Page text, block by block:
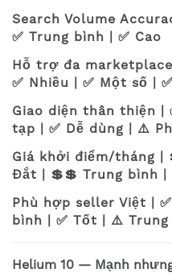
Search Volume
✅ Trung bình | ✅ Cao
Hỗ trợ đa marketplace
✅ Nhiều | ✅ Một số |
Giao diện thân thiện |
tạp | ✅ Dễ dùng | ⚠️
Giá khởi điểm/tháng |
Đắt | 💲💲 Trung bình |
Phù hợp seller Việt |
bình | ✅ Tốt | ⚠️ Trung
Helium 10 — Mạnh